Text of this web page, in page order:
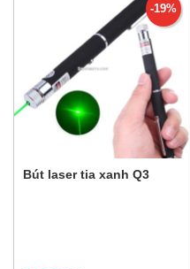
-19%
Bút laser tia xanh Q3